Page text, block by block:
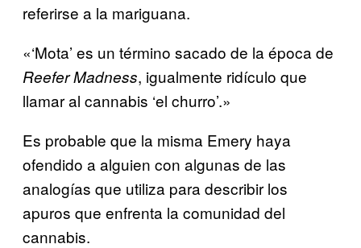
referirse a la mariguana.
«‘Mota’ es un término sacado de la época de
Reefer Madness, igualmente ridículo que
llamar al cannabis ‘el churro’.»
Es probable que la misma Emery haya
ofendido a alguien con algunas de las
analogías que utiliza para describir los
apuros que enfrenta la comunidad del
cannabis.